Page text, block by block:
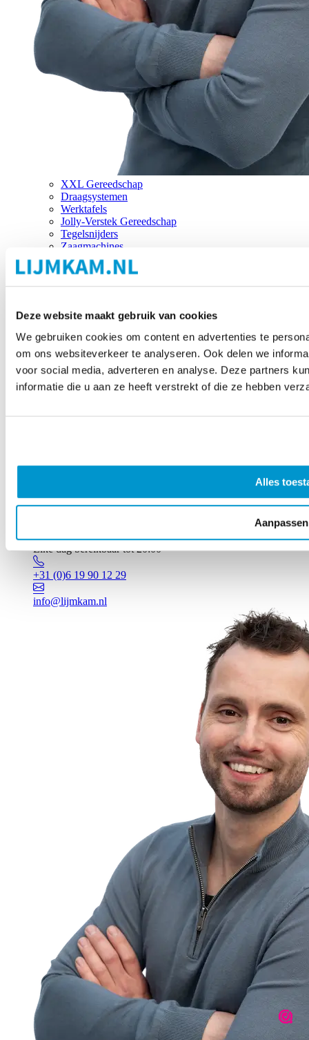
Deze website maakt gebruik van cookies
We gebruiken cookies om content en advertenties te
om ons websiteverkeer te analyseren. Ook delen we
voor social media, adverteren en analyse. Deze partners
informatie die u aan ze heeft verstrekt of die ze hebben
Alles
Aanpassen
XXL Gereedschap
Draagsystemen
Werktafels
Jolly-Verstek Gereedschap
Tegelsnijders
Zaagmachines
Merken
Elke dag bereikbaar tot 20:00
+31 (0)6 19 90 12 29
info@lijmkam.nl